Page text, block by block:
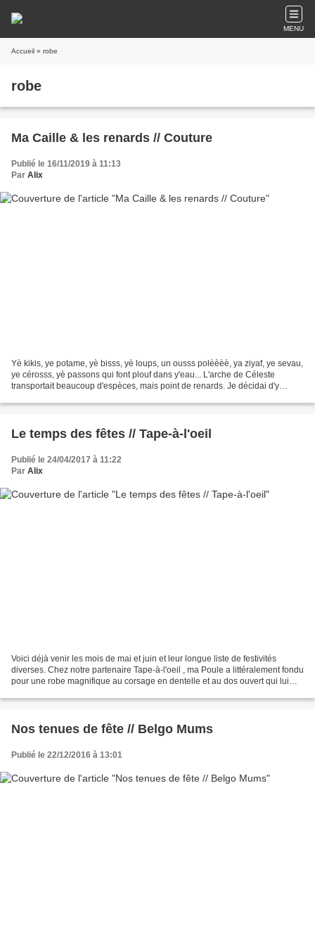
MENU
Accueil » robe
robe
Ma Caille & les renards // Couture
Publié le 16/11/2019 à 11:13
Par Alix
Yè kikis, ye potame, yè bisss, yè loups, un ousss polèèèè, ya ziyaf, ye sevau,
ye cérosss, yè passons qui font plouf dans y'eau... L'arche de Céleste
transportait beaucoup d'espèces, mais point de renards. Je décidai d'y
Le temps des fêtes // Tape-à-l'oeil
Publié le 24/04/2017 à 11:22
Par Alix
Voici déjà venir les mois de mai et juin et leur longue liste de festivités
diverses. Chez notre partenaire Tape-à-l'oeil , ma Poule a littéralement fondu
pour une robe magnifique au corsage en dentelle et au dos ouvert qui lui
Nos tenues de fête // Belgo Mums
Publié le 22/12/2016 à 13:01